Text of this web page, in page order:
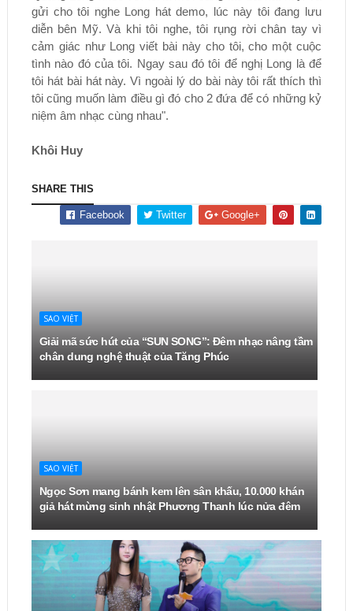
gửi cho tôi nghe Long hát demo, lúc này tôi đang lưu
diễn bên Mỹ. Và khi tôi nghe, tôi rụng rời chân tay vì
cảm giác như Long viết bài này cho tôi, cho một cuộc
tình nào đó của tôi. Ngay sau đó tôi để nghị Long là để
tôi hát bài hát này. Vì ngoài lý do bài này tôi rất thích thì
tôi cũng muốn làm điều gì đó cho 2 đứa để có những kỷ
niệm âm nhạc cùng nhau".
Khôi Huy
SHARE THIS
Facebook Twitter Google+
SAO VIỆT
Giải mã sức hút của “SUN SONG”: Đêm nhạc nâng tầm
chân dung nghệ thuật của Tăng Phúc
SAO VIỆT
Ngọc Sơn mang bánh kem lên sân khấu, 10.000 khán
giả hát mừng sinh nhật Phương Thanh lúc nửa đêm